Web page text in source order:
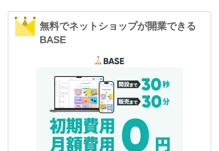
無料でネットショップが開業できる
BASE